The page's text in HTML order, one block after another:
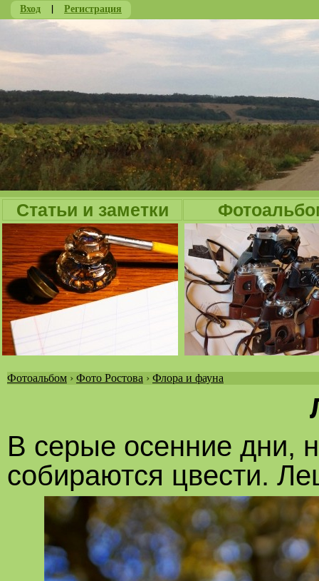
Вход | Регистрация
Статьи и заметки
Фотоальбом › Фото Ростова › Флора и фауна
В серые осенние дни,
собираются цвести.